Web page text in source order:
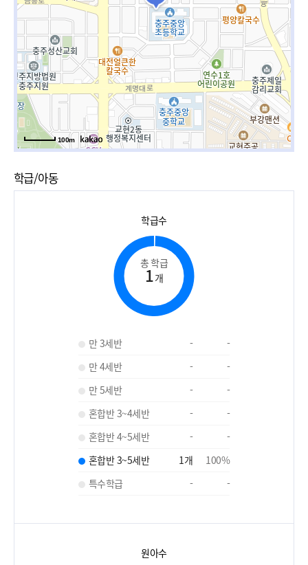
100m
학급/아동
학급수
총 학급
1개
만 3세반 -
-
만 4세반
-
-
만 5세반
-
-
혼합반 3~4세반
-
-
혼합반 4~5세반
-
-
혼합반 3~5세반
1개 100%
특수학급
- -
원아수